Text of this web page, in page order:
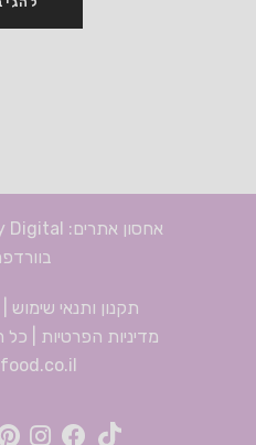
אחסון אתרים: Joy Digital
תקנון ותנאי שימוש
מדיניות הפרטיות
| כל